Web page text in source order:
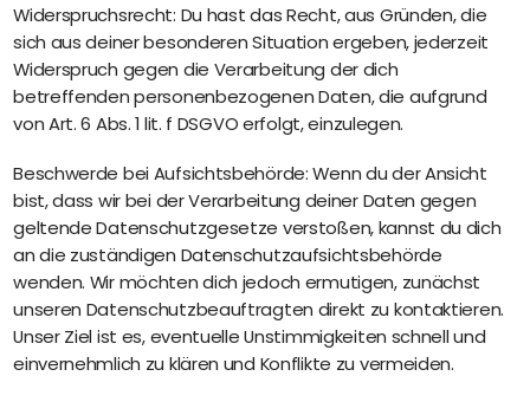
Widerspruchsrecht: Du hast das Recht, aus Gründen, die
sich aus deiner besonderen Situation ergeben, jederzeit
Widerspruch gegen die Verarbeitung der dich
betreffenden personenbezogenen Daten, die aufgrund
von Art. 6 Abs. 1 lit. f DSGVO erfolgt, einzulegen.
Beschwerde bei Aufsichtsbehörde: Wenn du der Ansicht
bist, dass wir bei der Verarbeitung deiner Daten gegen
geltende Datenschutzgesetze verstoßen, kannst du dich
an die zuständigen Datenschutzaufsichtsbehörde
wenden. Wir möchten dich jedoch ermutigen, zunächst
unseren Datenschutzbeauftragten direkt zu kontaktieren.
Unser Ziel ist es, eventuelle Unstimmigkeiten schnell und
einvernehmlich zu klären und Konflikte zu vermeiden.